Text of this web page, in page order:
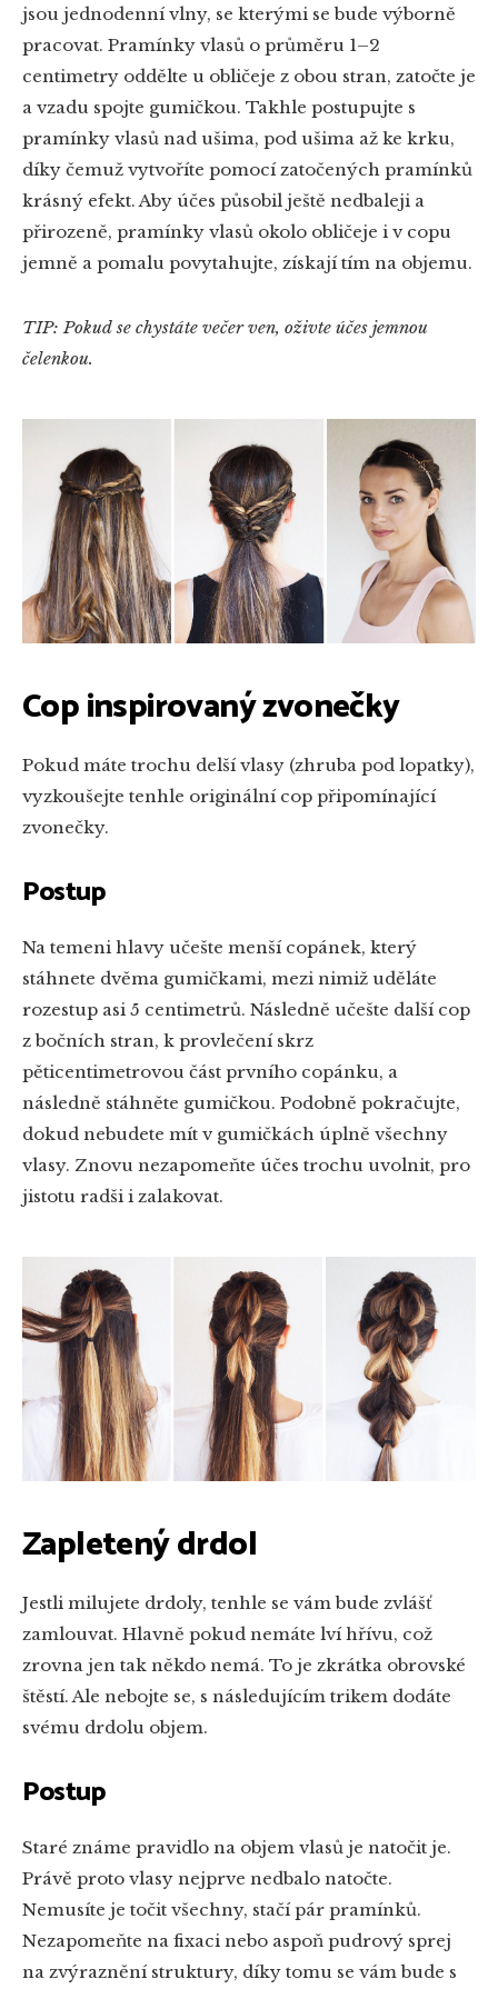
jsou jednodenní vlny, se kterými se bude výborně
pracovat. Pramínky vlasů o průměru 1–2
centimetry oddělte u obličeje z obou stran, zatočte je
a vzadu spojte gumičkou. Takhle postupujte s
pramínky vlasů nad ušima, pod ušima až ke krku,
díky čemuž vytvoříte pomocí zatočených pramínků
krásný efekt. Aby účes působil ještě nedbaleji a
přirozeně, pramínky vlasů okolo obličeje i v copu
jemně a pomalu povytahujte, získají tím na objemu.
TIP: Pokud se chystáte večer ven, oživte účes jemnou
čelenkou.
Cop inspirovaný zvonečky
Pokud máte trochu delší vlasy (zhruba pod lopatky),
vyzkoušejte tenhle originální cop připomínající
zvonečky.
Postup
Na temeni hlavy učešte menší copánek, který
stáhnete dvěma gumičkami, mezi nimiž uděláte
rozestup asi 5 centimetrů. Následně učešte další cop
z bočních stran, k provlečení skrz
pěticentimetrovou část prvního copánku, a
následně stáhněte gumičkou. Podobně pokračujte,
dokud nebudete mít v gumičkách úplně všechny
vlasy. Znovu nezapomeňte účes trochu uvolnit, pro
jistotu radši i zalakovat.
Zapletený drdol
Jestli milujete drdoly, tenhle se vám bude zvlášť
zamlouvat. Hlavně pokud nemáte lví hřívu, což
zrovna jen tak někdo nemá. To je zkrátka obrovské
štěstí. Ale nebojte se, s následujícím trikem dodáte
svému drdolu objem.
Postup
Staré známe pravidlo na objem vlasů je natočit je.
Právě proto vlasy nejprve nedbalo natočte.
Nemusíte je točit všechny, stačí pár pramínků.
Nezapomeňte na fixaci nebo aspoň pudrový sprej
na zvýraznění struktury, díky tomu se vám bude s